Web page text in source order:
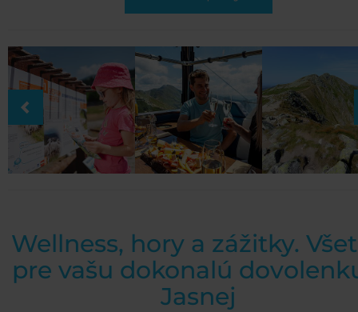
Wellness, hory a zážitky.
pre vašu dokonalú
Jasnej